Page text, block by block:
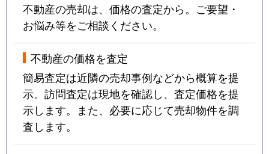
不動産の売却は、価格の査定から。ご要望・
お悩み等をご相談ください。
不動産の価格を査定
簡易査定は近隣の売却事例などから概算を提
示。訪問査定は現地を確認し、査定価格を提
示します。また、必要に応じて売却物件を調
査します。